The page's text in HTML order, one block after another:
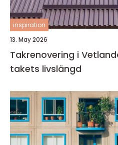
inspiration
13. May 2026
Takrenovering i
takets livslängd